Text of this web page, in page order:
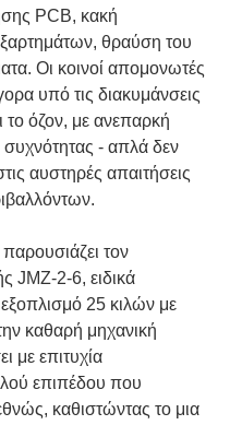
PCB, κακή
θραύση του
Οι κοινοί απομονωτές
υπό τις διακυμάνσεις
το όζον, με ανεπαρκή
- απλά δεν
αυστηρές απαιτήσεις
τον
JMZ-2-6, ειδικά
25 κιλών με
καθαρή μηχανική
με επιτυχία
επιπέδου που
καθιστώντας το μια